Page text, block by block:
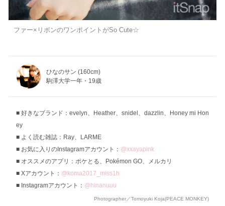
ファー×リボンのワンポイントがSo Cute☆
ひなのサン (160cm)
駒澤大学一年・19歳
好きなブランド：evelyn、Heather、snidel、dazzlin、Honey mi Hon
ey
よく読む雑誌：Ray、LARME
お気に入りのInstagramアカウント： @xxayapink
オススメのアプリ：ポケとる、Pokémon GO、メルカリ
Xアカウント： @koma2017_miss1h
Instagramアカウント： @hinanuuu
Photographer／Tomoyuki Koja(PEACE MONKEY)